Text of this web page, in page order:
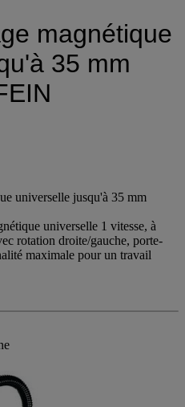
magnétique
35 mm
universelle jusqu'à 35 mm
universelle 1 vitesse, à
rotation droite/gauche, porte-
maximale pour un travail